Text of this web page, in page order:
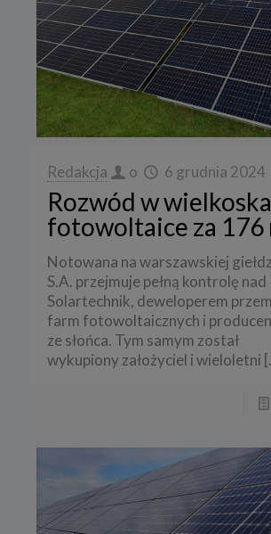
Redakcja o 6 grudnia 2024
Rozwód w
fotowoltaice za 176
Notowana na warszawskiej
S.A. przejmuje pełną kontrolę
Solartechnik, deweloperem
farm fotowoltaicznych i
ze słońca. Tym samym został
wykupiony założyciel i wieloletni